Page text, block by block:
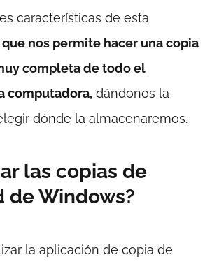
características de esta
que nos permite hacer una copia
completa de todo el
computadora, dándonos la
dónde la almacenaremos.
las copias de
de Windows?
la aplicación de copia de